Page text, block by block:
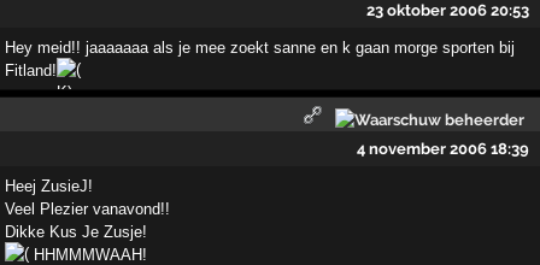
23 oktober 2006 20:53
Hey meid!! jaaaaaaa als je mee zoekt sanne en k gaan morge sporten bij
Fitland!
4 november 2006 18:39
Heej ZusieJ!
Veel Plezier vanavond!!
Dikke Kus Je Zusje!
HHMMMWAAH!